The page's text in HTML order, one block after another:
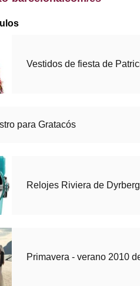
Vestidos de fiesta de
para Gratacós
Relojes Riviera de
Primavera - verano 2010